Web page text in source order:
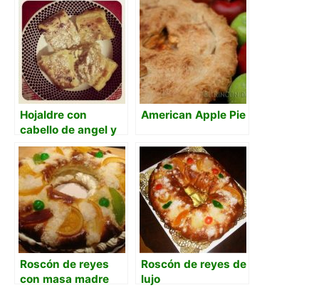
Hojaldre con
cabello de angel y
piñones
American Apple Pie
Roscón de reyes
con masa madre
Roscón de reyes de
lujo